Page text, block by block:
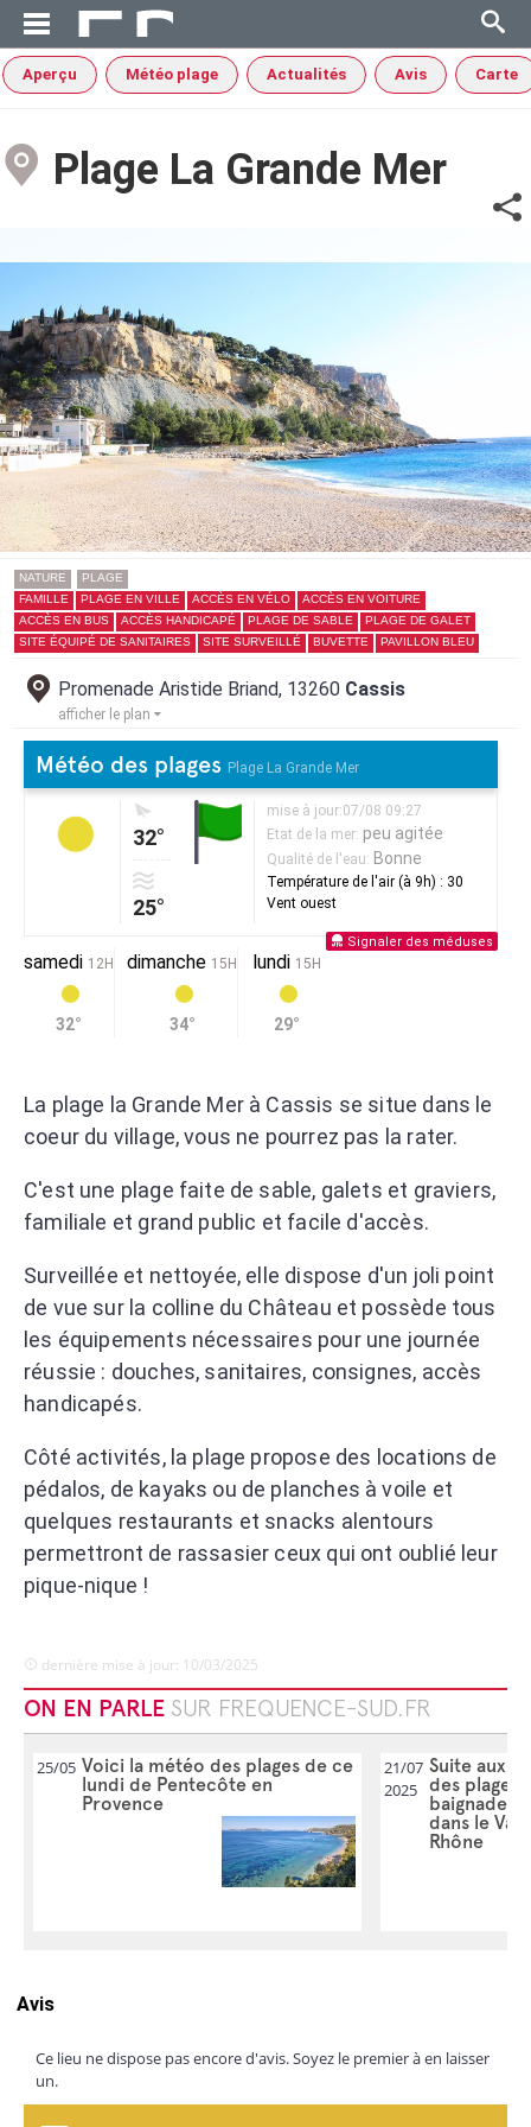
Aperçu Météo plage Actualités Avis Carte
Plage La Grande Mer
NATURE
PLAGE
FAMILLE
PLAGE EN VILLE ACCÈS EN VÉLO
ACCÈS EN VOITURE
ACCÈS EN BUS
ACCÈS HANDICAPÉ PLAGE DE SABLE
PLAGE DE GALET
SITE ÉQUIPÉ DE SANITAIRES
SITE SURVEILLÉ BUVETTE PAVILLON BLEU
Promenade Aristide Briand, 13260 Cassis
afficher le plan
Météo des plages Plage La Grande Mer
32°
25°
mise à jour:07/08 09:27
Etat de la mer: peu agitée
Qualité de l'eau: Bonne
Température de l'air (à 9h) : 30
Vent ouest
Signaler des méduses
samedi 12H
32°
dimanche 15H
34°
lundi 15H
29°
La plage la Grande Mer à Cassis se situe dans le
coeur du village, vous ne pourrez pas la rater.
C'est une plage faite de sable, galets et graviers,
familiale et grand public et facile d'accès.
Surveillée et nettoyée, elle dispose d'un joli point
de vue sur la colline du Château et possède tous
les équipements nécessaires pour une journée
réussie : douches, sanitaires, consignes, accès
handicapés.
Côté activités, la plage propose des locations de
pédalos, de kayaks ou de planches à voile et
quelques restaurants et snacks alentours
permettront de rassasier ceux qui ont oublié leur
pique-nique !
dernière mise à jour: 10/03/2025
ON EN PARLE SUR FREQUENCE-SUD.FR
25/05 Voici la météo des plages de ce
lundi de Pentecôte en
Provence
21/07
2025
Suite aux
des plages
baignade
dans le Var
Rhône
Avis
Ce lieu ne dispose pas encore d'avis. Soyez le premier à en laisser
un.